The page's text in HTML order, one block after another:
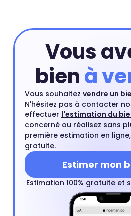
Vous
bienà
Vous souhaitez vendre un
N'hésitez pas à contacter
effectuer l'estimation du
concerné ou réalisez sans
première estimation en
gratuite.
Estimer mon
Estimation 100% gratuite et